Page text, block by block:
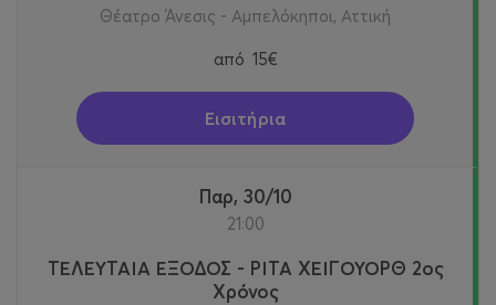
Θέατρο Άνεσις - Αμπελόκηποι, Αττική
από 15€
Εισιτήρια
Παρ, 30/10
21:00
ΤΕΛΕΥΤΑΙΑ ΕΞΟΔΟΣ - ΡΙΤΑ ΧΕΙΓΟΥΟΡΘ 2oς
Χρόνος